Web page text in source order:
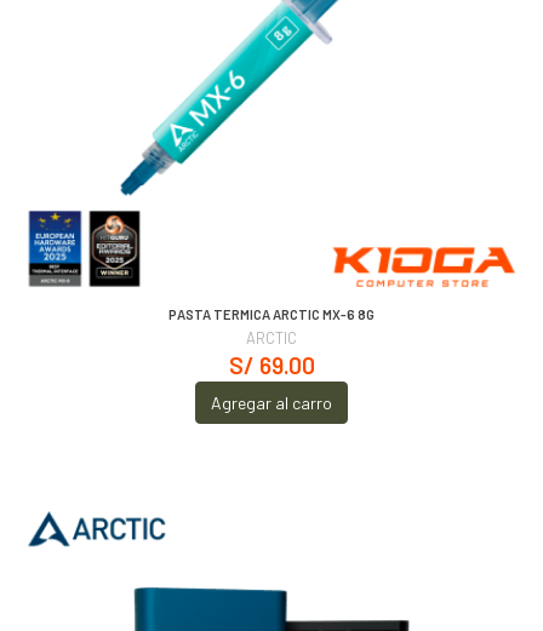
PASTA TERMICA ARCTIC MX-6 8G
ARCTIC
S/ 69.00
Agregar al carro